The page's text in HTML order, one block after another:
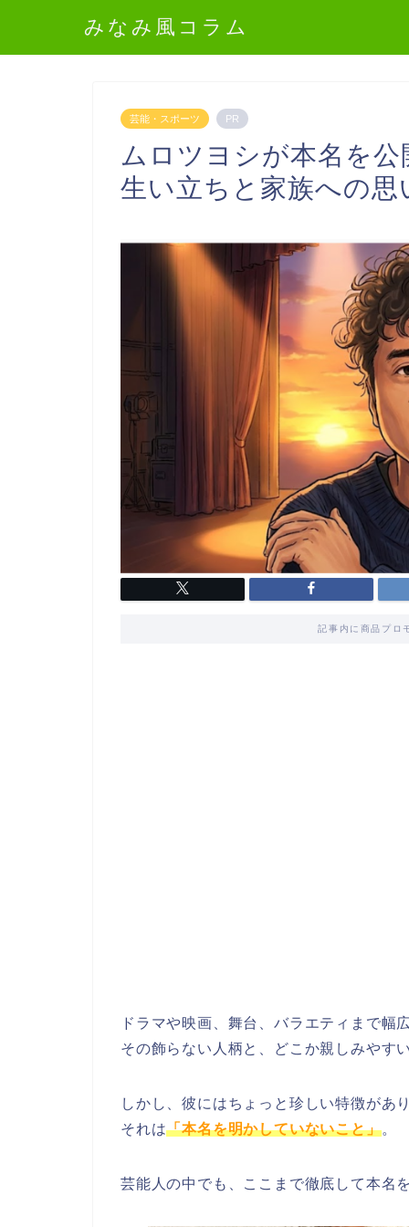
みなみ風コラム
芸能・スポーツ PR
ムロツヨシが本名を
生い立ちと家族への
記事内に商品プロ
ドラマや映画、舞台、バラエティまで幅
その飾らない人柄と、どこか親しみやす
しかし、彼にはちょっと珍しい特徴があ
それは「本名を明かしていないこと」。
芸能人の中でも、ここまで徹底して本名